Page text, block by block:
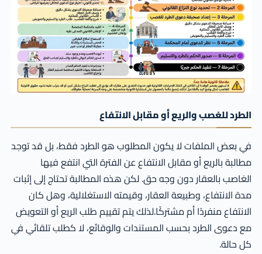
الطرد للغصب والريع أو مقابل الانتفاع
في بعض الملفات لا يكون المطلوب هو الطرد فقط، بل قد توجد
مطالبة بالريع أو مقابل الانتفاع عن الفترة التي انتفع فيها
الغاصب بالعقار دون وجه حق. لكن هذه المطالبة تحتاج إلى إثبات
مدة الانتفاع، وطبيعة العقار، وقيمته الاستغلالية، وهل كان
الانتفاع منفردًا أم مشتركًا.لذلك يتم تقييم طلب الريع أو التعويض
مع دعوى الطرد بحسب المستندات والوقائع، لا كطلب تلقائي في
كل حالة.